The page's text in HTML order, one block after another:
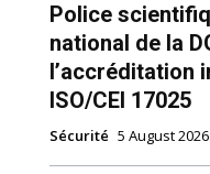
Police
national de la
l’accréditation
ISO/CEI 17025
Sécurité 5 August 2026